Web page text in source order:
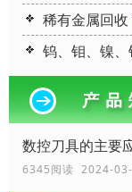
稀有金属回收
钨、钼、镍
数控刀具的主要
6345阅读 2024-